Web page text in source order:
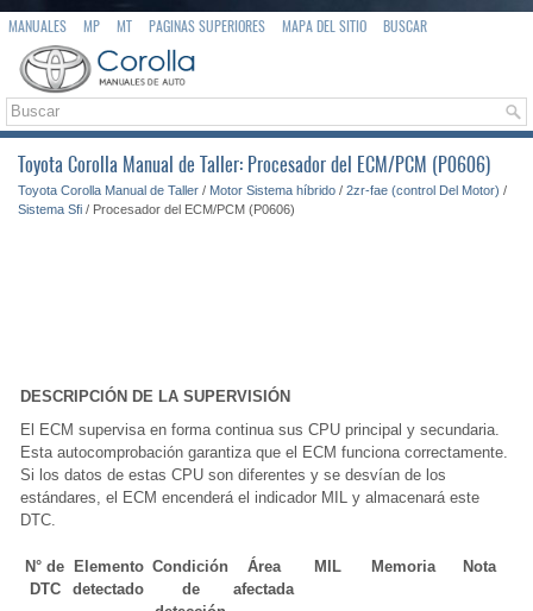
MANUALES MP MT PAGINAS SUPERIORES MAPA DEL SITIO BUSCAR
Toyota Corolla Manual de Taller: Procesador del ECM/PCM (P0606)
Toyota Corolla Manual de Taller / Motor Sistema híbrido / 2zr-fae (control Del Motor) /
Sistema Sfi / Procesador del ECM/PCM (P0606)
DESCRIPCIÓN DE LA SUPERVISIÓN
El ECM supervisa en forma continua sus CPU principal y secundaria.
Esta autocomprobación garantiza que el ECM funciona correctamente.
Si los datos de estas CPU son diferentes y se desvían de los
estándares, el ECM encenderá el indicador MIL y almacenará este
DTC.
N° de
DTC
Elemento
detectado
Condición
de
Área
afectada
MIL Memoria Nota